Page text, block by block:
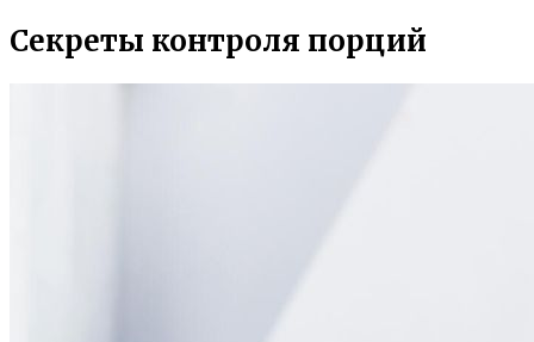
Секреты контроля порций